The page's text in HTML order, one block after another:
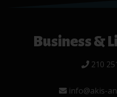
Business &
210
info@akis-